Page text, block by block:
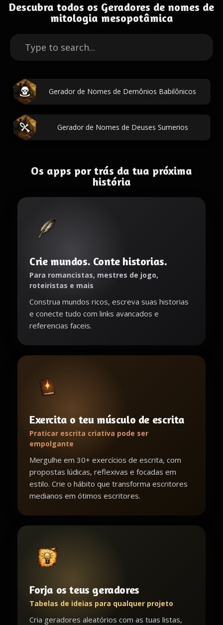
Descubra todos os Geradores de nomes de
mitologia mesopotâmica
Gerador de Nomes de Demônios Babilônicos
Gerador de Nomes de Deuses Sumerios
Os apps por trás da tua próxima
história
Crie mundos. Conte historias.
Para romancistas, mestres de jogo,
roteiristas e mais
Construa mundos ricos, escreva suas historias
e conecte tudo com links avancados e
referencias faceis.
Exercita o teu músculo de escrita
Praticar escrita criativa pode ser
empolgante
Mergulhe em 30+ exercícios de escrita, com
propostas lúdicas, reflexivas e focadas em
estilo. Crie o hábito que transforma escritores
medianos em ótimos escritores.
Forja os teus geradores
Tabelas de ideias para qualquer projeto
Cria geradores aleatórios com as tuas listas,